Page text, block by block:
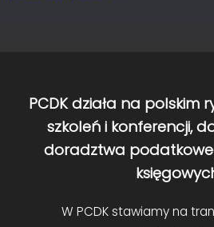
PCDK działa na polskim
szkoleń i konferencji,
doradztwa
W PCDK stawiamy na